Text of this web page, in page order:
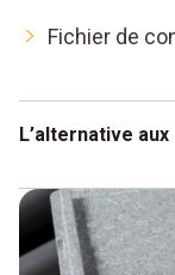
Fichier de
L’alternative
Les enregistreurs
technique
données doit être